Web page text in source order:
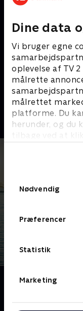
Dine data
Vi bruger egne
oplevelse af TV
målrette
målrettet
platforme. Du
herunder, og du
tilbage ved at
Nødvendig
Præferencer
Statistik
Marketing
Maria Wern
Krimi & Spænding •
Om Bäckström